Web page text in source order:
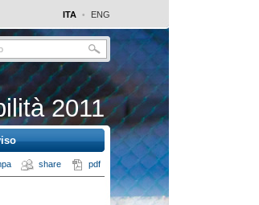
ITA • ENG
2011
pdf
share